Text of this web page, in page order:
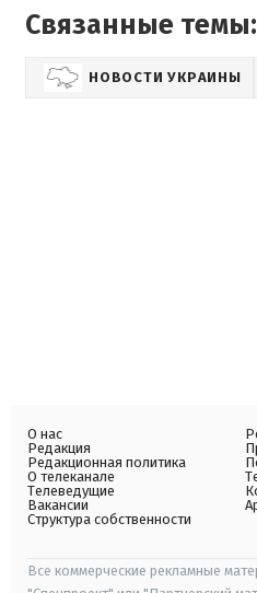
Связанные темы:
НОВОСТИ УКРАИНЫ
О нас
Редакция
Редакционная политика
О телеканале
Телеведущие
Вакансии
Структура собственности
Все коммерческие рекламные